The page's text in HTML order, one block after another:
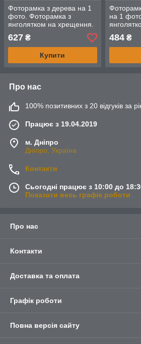
Фоторамка з дерева на 1
фото. Фоторамка з
янголятком на хрещення.
Фоторамка хрещеній
627 ₴
Купити
на 1
на
хрещеній
484₴
Про нас
100% позитивних з 20 відгуків за
Працює з 19.04.2019
м. Дніпро
Дніпро, Україна
Контакти
Сьогодні працює з 10:00 до
Показати весь графік роботи
Про нас
Контакти
Доставка та оплата
Графік роботи
Повна версія сайту